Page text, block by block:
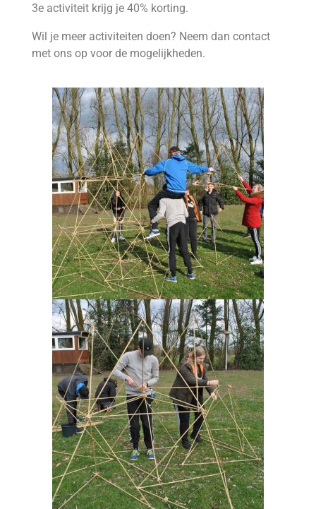
3e activiteit krijg je 40% korting.
Wil je meer activiteiten doen? Neem dan contact
met ons op voor de mogelijkheden.